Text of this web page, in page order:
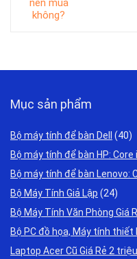
Mục sản phẩm
Bộ máy tính để bàn Dell
(40)
Bộ máy tính để bàn HP: Core
Bộ máy tính để bàn Lenovo:
Bộ Máy Tính Giả Lập (24)
Bộ Máy Tính Văn Phòng Giá
Bộ PC đồ họa, Máy tính thiết
Laptop Acer Cũ Giá Rẻ 2